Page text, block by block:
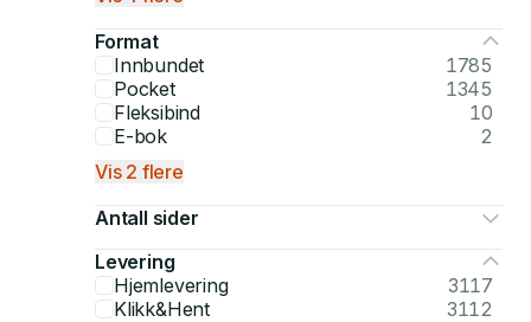
Format
Innbundet
1785
Pocket
1345
Fleksibind
10
E-bok
2
Vis 2 flere
Antall sider
Levering
Hjemlevering
3117
Klikk&Hent
3112